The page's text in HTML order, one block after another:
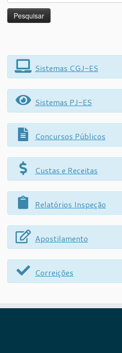
Sistemas CGJ-ES
Sistemas PJ-ES
Concursos Públicos
Custas e Receitas
Relatórios Inspeção
Apostilamento
Correições